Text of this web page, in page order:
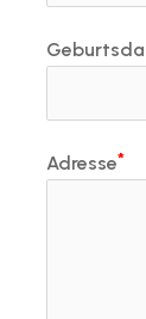
Adresse